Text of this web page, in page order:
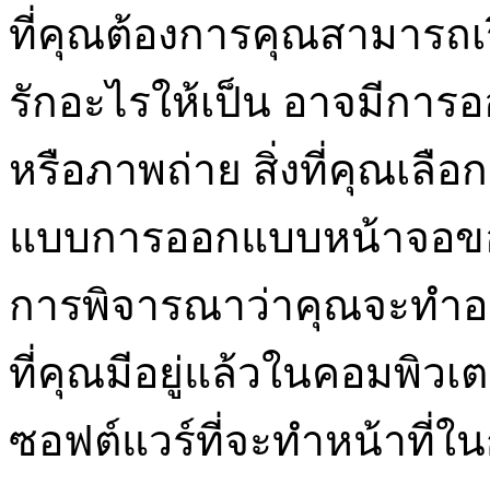
ที่คุณต้องการคุณสามาร
รักอะไรให้เป็น อาจมีกา
หรือภาพถ่าย สิ่งที่คุณเลือ
แบบการออกแบบหน้าจอ
การพิจารณาว่าคุณจะทำ
ที่คุณมีอยู่แล้วในคอมพิวเ
ซอฟต์แวร์ที่จะทำหน้าที่ใ